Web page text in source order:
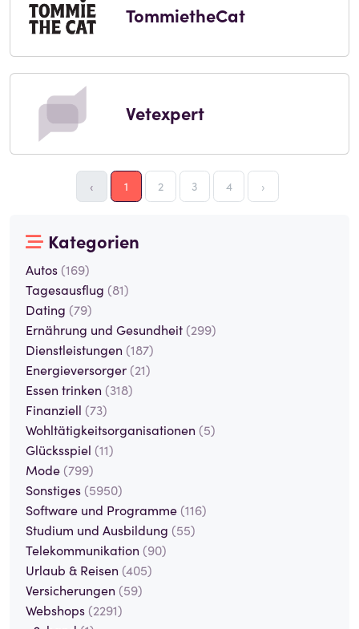
TommietheCat
Vetexpert
‹ 1 2 3 4 ›
Kategorien
Autos (169)
Tagesausflug (81)
Dating (79)
Ernährung und Gesundheit (299)
Dienstleistungen (187)
Energieversorger (21)
Essen trinken (318)
Finanziell (73)
Wohltätigkeitsorganisationen (5)
Glücksspiel (11)
Mode (799)
Sonstiges (5950)
Software und Programme (116)
Studium und Ausbildung (55)
Telekommunikation (90)
Urlaub & Reisen (405)
Versicherungen (59)
Webshops (2291)